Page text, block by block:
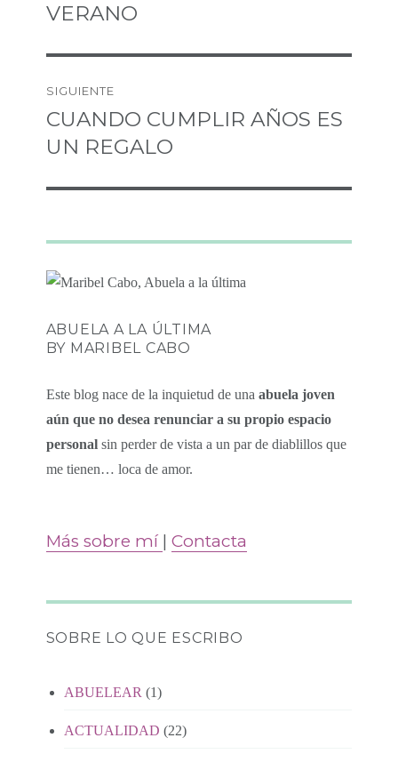
ENTRADAS
anterior:
VERANO
SIGUIENTE
Entrada
siguiente:
CUANDO CUMPLIR AÑOS ES
UN REGALO
ABUELA A LA ÚLTIMA
BY MARIBEL CABO
Este blog nace de la inquietud de una abuela joven
aún que no desea renunciar a su propio espacio
personalsin perder de vista a un par de diablillos que
me tienen… loca de amor.
Más sobre mí | Contacta
SOBRE LO QUE ESCRIBO
ABUELEAR (1)
ACTUALIDAD (22)